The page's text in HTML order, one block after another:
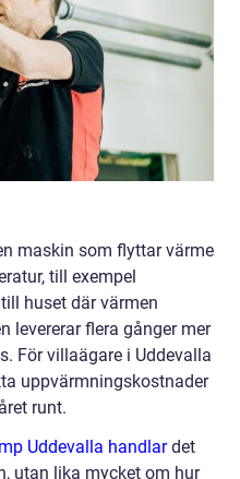
maskin som flyttar värme
till exempel
huset där värmen
levererar flera gånger mer
För villaägare i Uddevalla
uppvärmningskostnader
runt.
Uddevalla handlardet
utan lika mycket om hur